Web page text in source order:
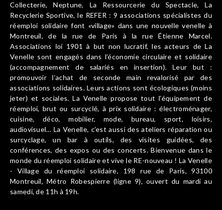
Collecterie, Neptune, La Ressourcerie du Spectacle, La
Recyclerie Sportive, le REFER : 9 associations spécialistes du
réemploi solidaire font «village» dans une nouvelle venelle à
Montreuil, de la rue de Paris à la rue Étienne Marcel.
Associations loi 1901 à but non lucratif, les acteurs de La
Venelle sont engagés dans l’économie circulaire et solidaire
(accompagnement de salariés en insertion). Leur but :
promouvoir l’achat de seconde main revalorisé par des
associations solidaires. Leurs actions sont écologiques (moins
jeter) et sociales. La Venelle propose tout l’équipement de
réemploi, brut ou surcyclé, à prix solidaire : électroménager,
cuisine, déco, mobilier, mode, bureau, sport, loisirs,
audiovisuel… La Venelle, c’est aussi des ateliers réparation ou
surcyclage, un bar à outils, des visites guidées, des
conférences, des expos ou des concerts. Bienvenue dans le
monde du réemploi solidaire et vive le RE-nouveau ! La Venelle
- Village du réemploi solidaire, 198 rue de Paris, 93100
Montreuil, Métro Robespierre (ligne 9), ouvert du mardi au
samedi, de 11h à 19h.